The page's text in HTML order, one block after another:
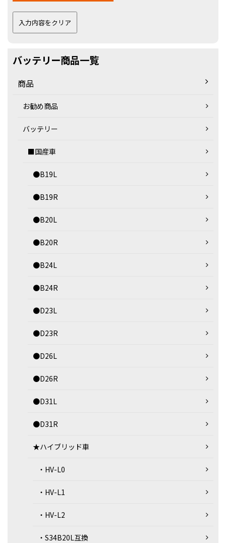
バッテリー商品一覧
商品
お勧め商品
バッテリー
■国産車
●B19L
●B19R
●B20L
●B20R
●B24L
●B24R
●D23L
●D23R
●D26L
●D26R
●D31L
●D31R
★ハイブリッド車
・HV-L0
・HV-L1
・HV-L2
・S34B20L互換